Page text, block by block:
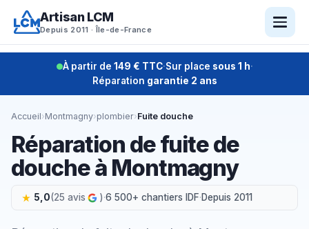
contenu
Artisan LCM
Depuis 2011 · Île-de-France
À partir de 149 € TTC·Sur place sous 1 h·
Réparation garantie 2 ans
Accueil›Montmagny›plombier›Fuite douche
Réparation de fuite de
douche à Montmagny
5,0(25 avis )·6 500+ chantiers IDF·Depuis 2011